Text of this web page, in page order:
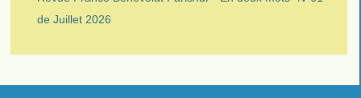
de Juillet 2026